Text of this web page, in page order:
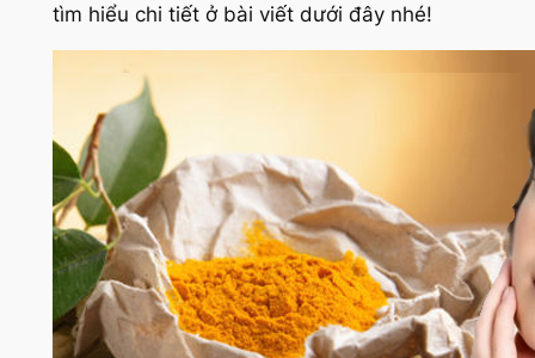
tìm hiểu chi tiết ở bài viết dưới đây nhé!